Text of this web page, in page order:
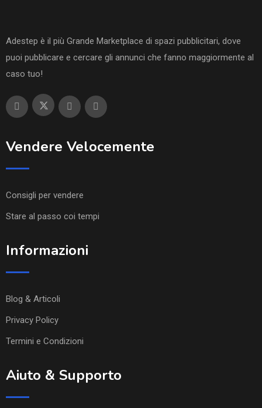
Adestep è il più Grande Marketplace di spazi pubblicitari, dove
puoi pubblicare e cercare gli annunci che fanno maggiormente al
caso tuo!
Vendere Velocemente
Consigli per vendere
Stare al passo coi tempi
Informazioni
Blog & Articoli
Privacy Policy
Termini e Condizioni
Aiuto & Supporto